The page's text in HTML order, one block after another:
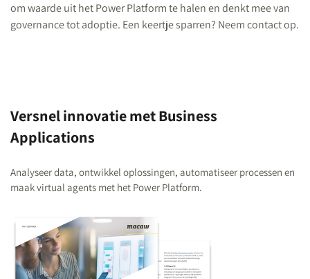
om waarde uit het Power Platform te halen en denkt mee van
governance tot adoptie. Een keertje sparren? Neem contact op.
Versnel innovatie met Business
Applications
Analyseer data, ontwikkel oplossingen, automatiseer processen en
maak virtual agents met het Power Platform.